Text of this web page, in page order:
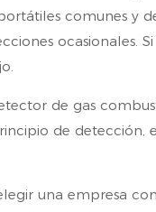
comunes y
ocasionales.
de gas
de detección,
una empresa